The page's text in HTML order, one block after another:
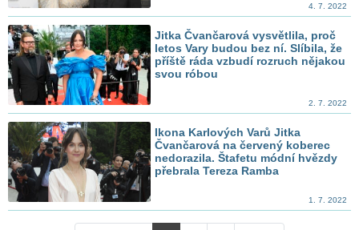
4. 7. 2022
Jitka Čvančarová vysvětlila, proč
letos Vary budou bez ní. Slíbila, že
příště ráda vzbudí rozruch nějakou
svou róbou
2. 7. 2022
Ikona Karlových Varů Jitka
Čvančarová na červený koberec
nedorazila. Štafetu módní hvězdy
přebrala Tereza Ramba
1. 7. 2022